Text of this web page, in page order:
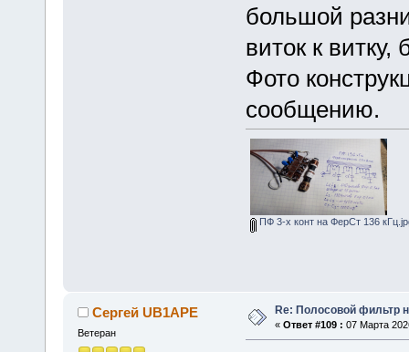
большой
виток к витку,
Фото
ПФ 3-х конт на ФерСт 136
Сергей UB1APE
Ветеран
Re: Полосовой фильтр
« Ответ #109 : 07 Марта